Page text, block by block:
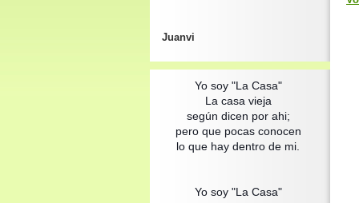
Juanvi
Yo soy "La Casa"
La casa vieja
según dicen por ahi;
pero que pocas conocen
lo que hay dentro de mi.
Yo soy "La Casa"